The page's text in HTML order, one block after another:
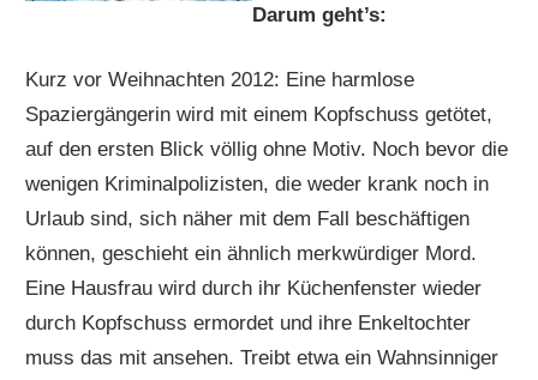
Darum geht’s:
Kurz vor Weihnachten 2012: Eine harmlose
Spaziergängerin wird mit einem Kopfschuss getötet,
auf den ersten Blick völlig ohne Motiv. Noch bevor die
wenigen Kriminalpolizisten, die weder krank noch in
Urlaub sind, sich näher mit dem Fall beschäftigen
können, geschieht ein ähnlich merkwürdiger Mord.
Eine Hausfrau wird durch ihr Küchenfenster wieder
durch Kopfschuss ermordet und ihre Enkeltochter
muss das mit ansehen. Treibt etwa ein Wahnsinniger